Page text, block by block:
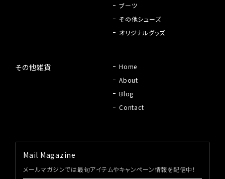
ブーツ
その他シューズ
オリジナルグッズ
その他雑貨
Home
About
Blog
Contact
Mail Magazine
メールマガジンでは最旬アイテムやキャンペーン情報を配信中！